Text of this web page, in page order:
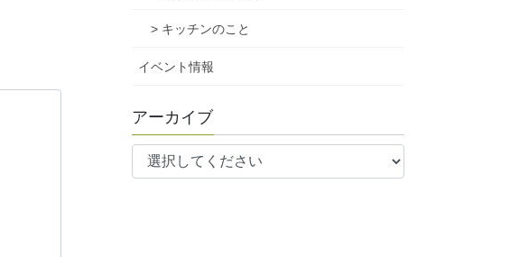
> キッチンのこと
イベント情報
アーカイブ